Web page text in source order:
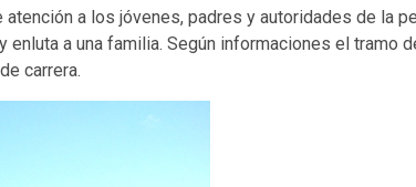
atención a los jóvenes, padres y autoridades de la
a una familia. Según informaciones el tramo
carrera.